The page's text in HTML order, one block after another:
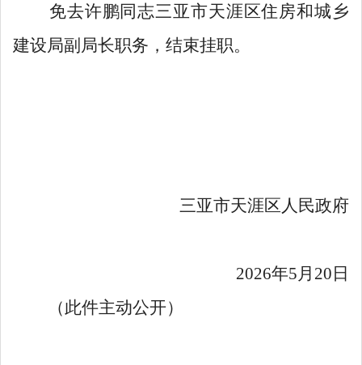
免去许鹏同志三亚市天涯区住房和城乡
建设局副局长职务，结束挂职。
三亚市天涯区人民政府
2026年5 月 20 日
（此件主动公开）